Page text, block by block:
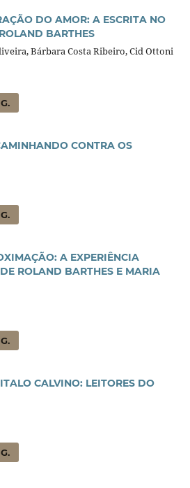
DO AMOR: A ESCRITA NO
BARTHES
Bárbara Costa Ribeiro, Cid Ottoni
CONTRA OS
A EXPERIÊNCIA
ROLAND BARTHES E MARIA
CALVINO: LEITORES DO